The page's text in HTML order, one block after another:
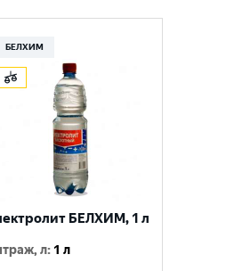
БЕЛХИМ
БЕЛХИМ, 1 л
л: 1 л